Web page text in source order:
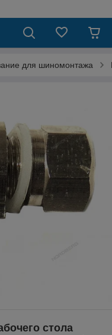
для шиномонтажа
стола